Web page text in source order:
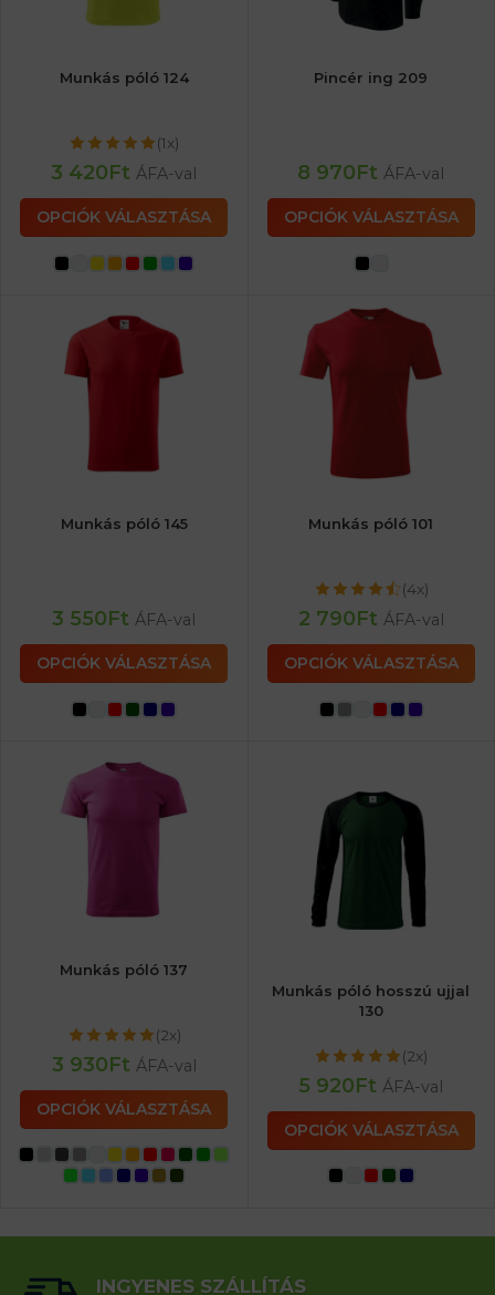
Munkás póló 124
(1x)
3 420Ft ÁFA-val
OPCIÓK VÁLASZTÁSA
Pincér ing 209
8 970Ft ÁFA-val
OPCIÓK VÁLASZTÁSA
Munkás póló 145
3 550Ft ÁFA-val
OPCIÓK VÁLASZTÁSA
Munkás póló 101
(4x)
2 790Ft ÁFA-val
OPCIÓK VÁLASZTÁSA
Munkás póló 137
(2x)
3 930Ft ÁFA-val
OPCIÓK VÁLASZTÁSA
Munkás póló hosszú ujjal
130
(2x)
5 920Ft ÁFA-val
OPCIÓK VÁLASZTÁSA
INGYENES SZÁLLÍTÁS